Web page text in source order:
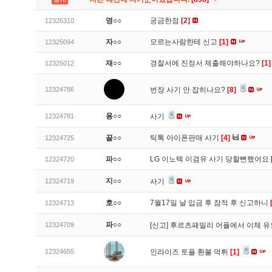
12326310 영○○ 궁금한점 [2]
12325094 자○○ 모르는사람한테 신고 [1]
12325012 재○○ 경찰서에 진정서 제출해야하나요? [1]
12324786 번장 사기 안 잡히나요? [8]
12324781 용○○ 사기
12324725 끝○○ 틱톡 아이폰판매 사기 [4]
12324720 파○○ LG 이노텍 이겸유 사기 당할뻔했어요
12324719 지○○ 사기
12324713 호○○ 7월17일 날 입금 후 잠적 후 신고하니
12324709 파○○ [신고] 후르츠패밀리 어플에서 이체 유
12324655 인라이즈 토플 환불 먹튀 [1]